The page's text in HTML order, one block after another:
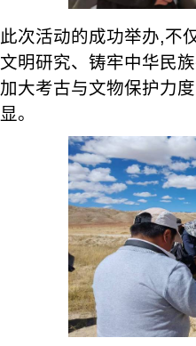
此次活动的成功举办,不
文明研究、铸牢中华民
加大考古与文物保护力
显。